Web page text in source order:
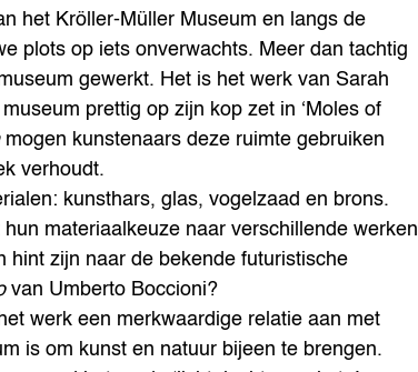
het Kröller-Müller Museum en langs de
plots op iets onverwachts. Meer dan tachtig
gewerkt. Het is het werk van Sarah
prettig op zijn kop zet in ‘Moles of
mogen kunstenaars deze ruimte gebruiken
verhoudt.
kunsthars, glas, vogelzaad en brons.
materiaalkeuze naar verschillende werken
zijn naar de bekende futuristische
van Umberto Boccioni?
werk een merkwaardige relatie aan met
is om kunst en natuur bijeen te brengen.